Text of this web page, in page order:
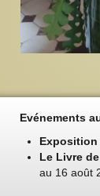
Evénements
Exposition
Le Livre
au 16 août